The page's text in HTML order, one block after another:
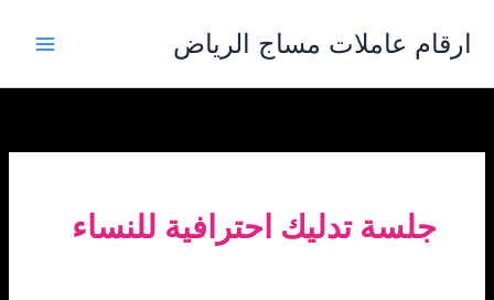
المحتوى
ارقام عاملات مساج الرياض
جلسة تدليك احترافية للنساء